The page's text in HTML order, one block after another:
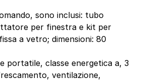
sono inclusi: tubo
per finestra e kit per
a vetro; dimensioni: 80
portatile, classe energetica a, 3
ventilazione,